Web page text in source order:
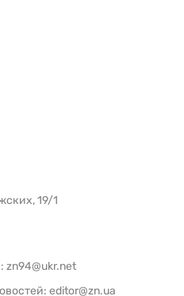
19/1
zn94@ukr.net
editor@zn.ua